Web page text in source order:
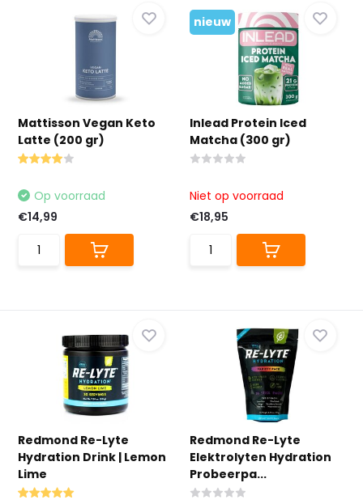
Mattisson Vegan Keto
Latte (200 gr)
Op voorraad
€14,99
nieuw
Inlead Protein Iced
Matcha (300 gr)
Niet op voorraad
€18,95
Redmond Re-Lyte
Hydration Drink | Lemon
Lime
Redmond Re-Lyte
Elektrolyten Hydration
Probeerpa...